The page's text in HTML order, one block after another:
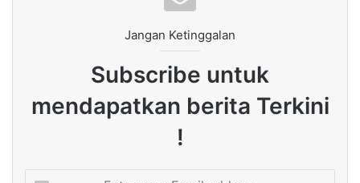
Jangan Ketinggalan
Subscribe untuk
mendapatkan berita Terkini
!